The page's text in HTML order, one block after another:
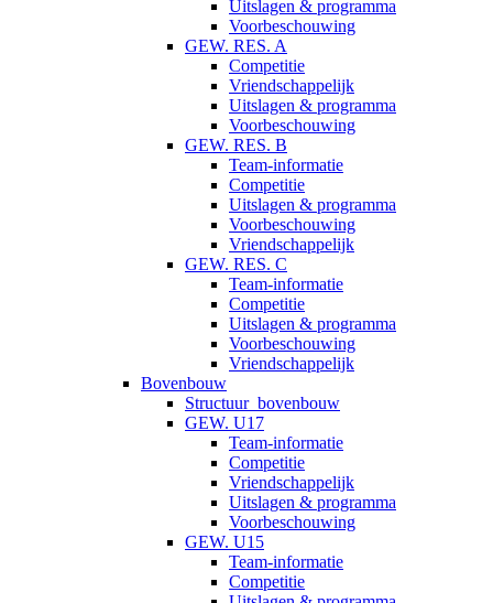
Uitslagen & programma
Voorbeschouwing
GEW. RES. A
Competitie
Vriendschappelijk
Uitslagen & programma
Voorbeschouwing
GEW. RES. B
Team-informatie
Competitie
Uitslagen & programma
Voorbeschouwing
Vriendschappelijk
GEW. RES. C
Team-informatie
Competitie
Uitslagen & programma
Voorbeschouwing
Vriendschappelijk
Bovenbouw
Structuur_bovenbouw
GEW. U17
Team-informatie
Competitie
Vriendschappelijk
Uitslagen & programma
Voorbeschouwing
GEW. U15
Team-informatie
Competitie